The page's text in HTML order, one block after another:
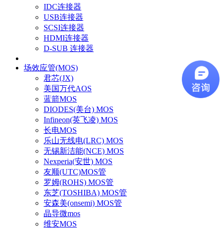
IDC连接器
USB连接器
SCSI连接器
HDMI连接器
D-SUB 连接器
场效应管(MOS)
君芯(JX)
美国万代AOS
蓝箭MOS
DIODES(美台) MOS
Infineon(英飞凌) MOS
长电MOS
乐山无线电(LRC) MOS
无锡新洁能(NCE) MOS
Nexperia(安世) MOS
友顺(UTC)MOS管
罗姆(ROHS) MOS管
东芝(TOSHIBA) MOS管
安森美(onsemi) MOS管
晶导微mos
维安MOS